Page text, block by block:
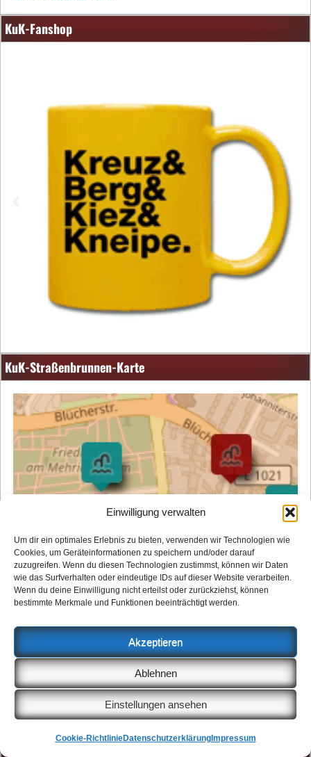
Einwilligung verwalten
Um dir ein optimales Erlebnis zu bieten, verwenden wir Technologien wie
Cookies, um Geräteinformationen zu speichern und/oder darauf
zuzugreifen. Wenn du diesen Technologien zustimmst, können wir Daten
wie das Surfverhalten oder eindeutige IDs auf dieser Website verarbeiten.
Wenn du deine Einwilligung nicht erteilst oder zurückziehst, können
bestimmte Merkmale und Funktionen beeinträchtigt werden.
Akzeptieren
Ablehnen
Einstellungen ansehen
Cookie-RichtlinieDatenschutzerklärungImpressum
KuK-Fanshop
KuK-Straßenbrunnen-Karte
Aus welcher Schwengelpumpe im Kiez kommt
Wasser? Aus welcher nicht? Kiez und Kneipe
hilft beim Bäume-Gießen undgibt die Antwort.